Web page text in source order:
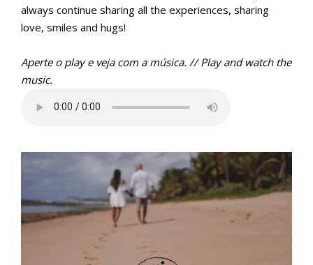
always continue sharing all the experiences, sharing
love, smiles and hugs!
Aperte o play e veja com a música. // Play and watch the
music.